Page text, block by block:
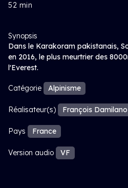
52 min
Synopsis
Dans le Karakoram pakistanais,
en 2016, le plus meurtrier des
l'Everest.
Catégorie Alpinisme
Réalisateur(s) François Damilano
Pays France
Version audio VF